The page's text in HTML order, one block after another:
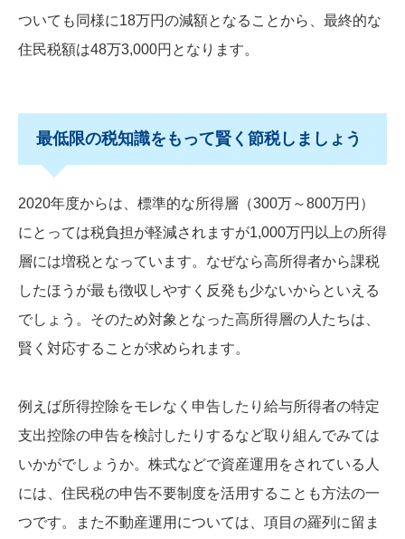
ついても同様に18万円の減額となることから、最終的な
住民税額は48万3,000円となります。
最低限の税知識をもって賢く節税しましょう
2020年度からは、標準的な所得層（300万～800万円）
にとっては税負担が軽減されますが1,000万円以上の所得
層には増税となっています。なぜなら高所得者から課税
したほうが最も徴収しやすく反発も少ないからといえる
でしょう。そのため対象となった高所得層の人たちは、
賢く対応することが求められます。
例えば所得控除をモレなく申告したり給与所得者の特定
支出控除の申告を検討したりするなど取り組んでみては
いかがでしょうか。株式などで資産運用をされている人
には、住民税の申告不要制度を活用することも方法の一
つです。また不動産運用については、項目の羅列に留ま